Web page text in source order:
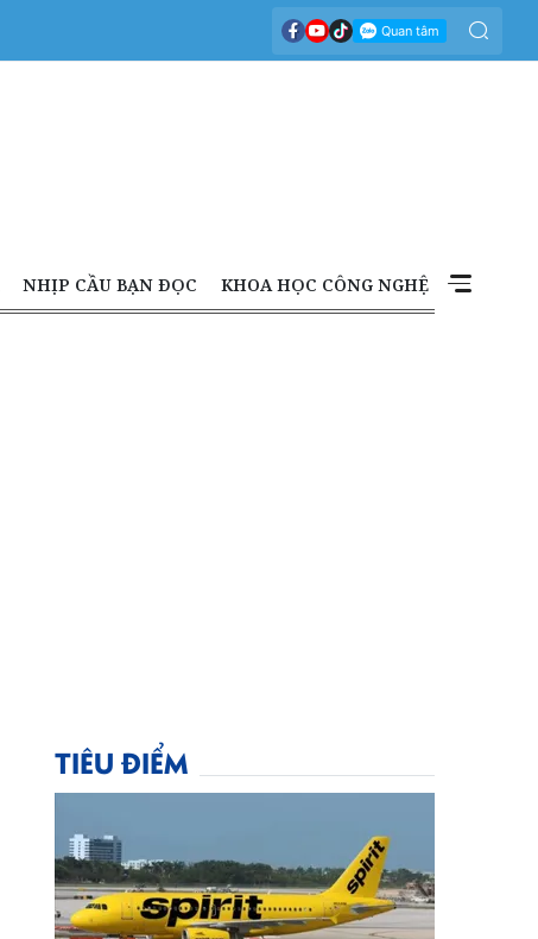
NHỊP CẦU BẠN ĐỌC KHOA HỌC CÔNG NGHỆ
TIÊU ĐIỂM